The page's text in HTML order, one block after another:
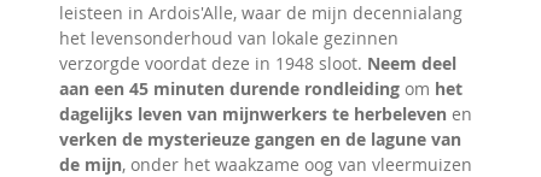
leisteen in Ardois'Alle, waar de mijn decennialang
het levensonderhoud van lokale gezinnen
verzorgde voordat deze in 1948 sloot. Neem deel
aan een 45 minuten durende rondleiding om het
dagelijks leven van mijnwerkers te herbeleven en
verken de mysterieuze gangen en de lagune van
de mijn, onder het waakzame oog van vleermuizen